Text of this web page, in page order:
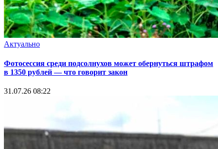
Актуально
Фотосессия среди подсолнухов может обернуться штрафом
в 1350 рублей — что говорит закон
31.07.26 08:22